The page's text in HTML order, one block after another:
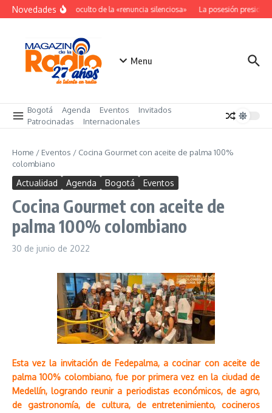
Saltar al contenido
NovedadesEl costo oculto de la «renuncia silenciosa» La posesión
Menu
Bogotá Agenda Eventos
Invitados
Patrocinadas
Internacionales
Home / Eventos / Cocina Gourmet con aceite de palma 100%
colombiano
Actualidad Agenda Bogotá Eventos
Cocina Gourmet con aceite de
palma 100% colombiano
30 de junio de 2022
Esta vez la invitación de Fedepalma, a cocinar con aceite de
palma 100% colombiano, fue por primera vez en la ciudad de
Medellín, logrando reunir a periodistas económicos, de agro,
de gastronomía, de cultura, de entretenimiento, cocineros